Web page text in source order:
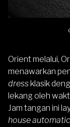
Orient melalui,
menawarkan
dress klasik
lekang oleh
Jam tangan ini
house